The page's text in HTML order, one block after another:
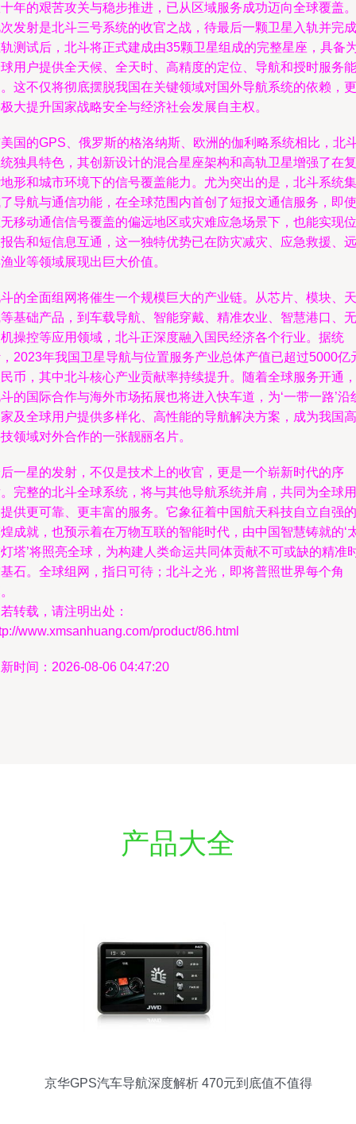
年的艰苦攻关与稳步推进，已从区域服务成功迈向全球覆盖。
发射是北斗三号系统的收官之战，待最后一颗卫星入轨并完成
测试后，北斗将正式建成由35颗卫星组成的完整星座，具备
用户提供全天候、全天时、高精度的定位、导航和授时服务能
这不仅将彻底摆脱我国在关键领域对国外导航系统的依赖，更
大提升国家战略安全与经济社会发展自主权。
国的GPS、俄罗斯的格洛纳斯、欧洲的伽利略系统相比，北
独具特色，其创新设计的混合星座架构和高轨卫星增强了在复
形和城市环境下的信号覆盖能力。尤为突出的是，北斗系统集
导航与通信功能，在全球范围内首创了短报文通信服务，即使
移动通信信号覆盖的偏远地区或灾难应急场景下，也能实现位
告和短信息互通，这一独特优势已在防灾减灾、应急救援、远
业等领域展现出巨大价值。
的全面组网将催生一个规模巨大的产业链。从芯片、模块、天
基础产品，到车载导航、智能穿戴、精准农业、智慧港口、无
操控等应用领域，北斗正深度融入国民经济各个行业。据统
2023年我国卫星导航与位置服务产业总体产值已超过5000亿
币，其中北斗核心产业贡献率持续提升。随着全球服务开通，
的国际合作与海外市场拓展也将进入快车道，为‘一带一路’沿
及全球用户提供多样化、高性能的导航解决方案，成为我国高
领域对外合作的一张靓丽名片。
一星的发射，不仅是技术上的收官，更是一个崭新时代的序
完整的北斗全球系统，将与其他导航系统并肩，共同为全球用
供更可靠、更丰富的服务。它象征着中国航天科技自立自强的
成就，也预示着在万物互联的智能时代，由中国智慧铸就的‘
塔’将照亮全球，为构建人类命运共同体贡献不可或缺的精准
石。全球组网，指日可待；北斗之光，即将普照世界每个角
转载，请注明出处：
www.xmsanhuang.com/product/86.html
时间：2026-08-06 04:47:20
产品大全
京华GPS汽车导航深度解析 470元到底值不值得